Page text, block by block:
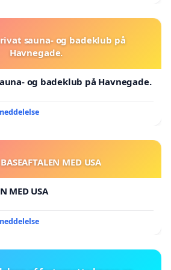
sauna- og badeklub på
Havnegade.
og badeklub på Havnegade.
MED USA
MED USA